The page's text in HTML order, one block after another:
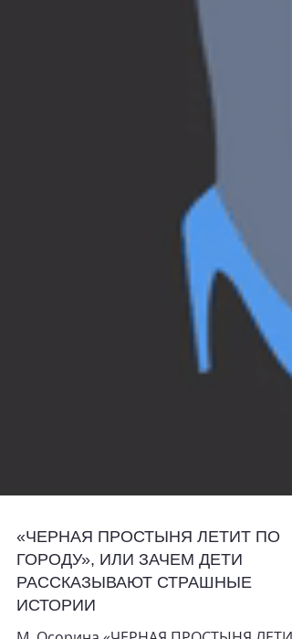
«ЧЕРНАЯ ПРОСТЫНЯ ЛЕТИТ ПО
ГОРОДУ», ИЛИ ЗАЧЕМ ДЕТИ